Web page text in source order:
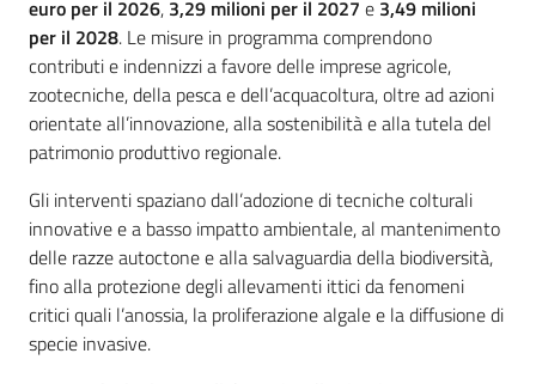
euro per il 2026, 3,29 milioni per il 2027 e 3,49 milioni
per il 2028. Le misure in programma comprendono
contributi e indennizzi a favore delle imprese agricole,
zootecniche, della pesca e dell’acquacoltura, oltre ad azioni
orientate all’innovazione, alla sostenibilità e alla tutela del
patrimonio produttivo regionale.
Gli interventi spaziano dall’adozione di tecniche colturali
innovative e a basso impatto ambientale, al mantenimento
delle razze autoctone e alla salvaguardia della biodiversità,
fino alla protezione degli allevamenti ittici da fenomeni
critici quali l’anossia, la proliferazione algale e la diffusione di
specie invasive.